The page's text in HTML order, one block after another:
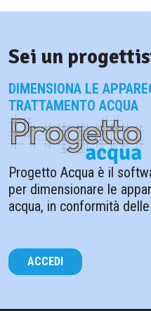
Sei un
DIMENSIONA LE
TRATTAMENTO ACQUA
Progetto Acqua è il
per dimensionare le
acqua, in conformità
ACCEDI